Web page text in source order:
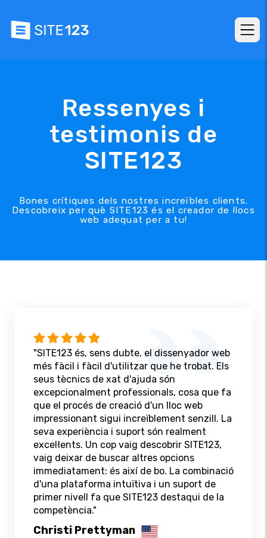
Ressenyes i
testimonis de
SITE123
Bones crítiques dels nostres increïbles clients.
Descobreix per què SITE123 és el creador de llocs
web adequat per a tu!
"SITE123 és, sens dubte, el dissenyador web
més fàcil i fàcil d'utilitzar que he trobat. Els
seus tècnics de xat d'ajuda són
excepcionalment professionals, cosa que fa
que el procés de creació d'un lloc web
impressionant sigui increïblement senzill. La
seva experiència i suport són realment
excel·lents. Un cop vaig descobrir SITE123,
vaig deixar de buscar altres opcions
immediatament: és així de bo. La combinació
d'una plataforma intuïtiva i un suport de
primer nivell fa que SITE123 destaqui de la
competència."
Christi Prettyman